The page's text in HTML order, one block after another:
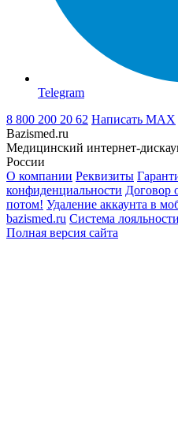
Telegram
8 800 200 20 62 Написать MAX
Bazismed.ru
Медицинский интернет-
России
О компании Реквизиты
конфиденциальности Договор
потом! Удаление аккаунта в
bazismed.ru Система
Полная версия сайта